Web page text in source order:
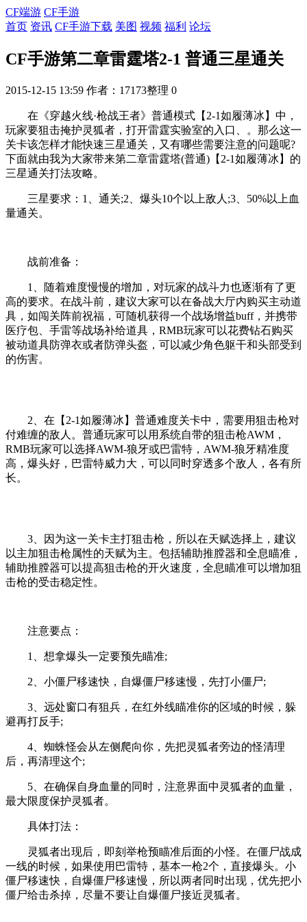
CF端游 CF手游
首页 资讯 CF手游下载 美图 视频 福利 论坛
CF手游第二章雷霆塔2-1 普通三星通关
2015-12-15 13:59 作者：17173整理 0
在《穿越火线·枪战王者》普通模式【2-1如履薄冰】中，
玩家要狙击掩护灵狐者，打开雷霆实验室的入口、。那么这一
关卡该怎样才能快速三星通关，又有哪些需要注意的问题呢?
下面就由我为大家带来第二章雷霆塔(普通)【2-1如履薄冰】的
三星通关打法攻略。
三星要求：1、通关;2、爆头10个以上敌人;3、50%以上血
量通关。
战前准备：
1、随着难度慢慢的增加，对玩家的战斗力也逐渐有了更
高的要求。在战斗前，建议大家可以在备战大厅内购买主动道
具，如闯关阵前祝福，可随机获得一个战场增益buff，并携带
医疗包、手雷等战场补给道具，RMB玩家可以花费钻石购买
被动道具防弹衣或者防弹头盔，可以减少角色躯干和头部受到
的伤害。
2、在【2-1如履薄冰】普通难度关卡中，需要用狙击枪对
付难缠的敌人。普通玩家可以用系统自带的狙击枪AWM，
RMB玩家可以选择AWM-狼牙或巴雷特，AWM-狼牙精准度
高，爆头好，巴雷特威力大，可以同时穿透多个敌人，各有所
长。
3、因为这一关卡主打狙击枪，所以在天赋选择上，建议
以主加狙击枪属性的天赋为主。包括辅助推膛器和全息瞄准，
辅助推膛器可以提高狙击枪的开火速度，全息瞄准可以增加狙
击枪的受击稳定性。
注意要点：
1、想拿爆头一定要预先瞄准;
2、小僵尸移速快，自爆僵尸移速慢，先打小僵尸;
3、远处窗口有狙兵，在红外线瞄准你的区域的时候，躲
避再打反手;
4、蜘蛛怪会从左侧爬向你，先把灵狐者旁边的怪清理
后，再清理这个;
5、在确保自身血量的同时，注意界面中灵狐者的血量，
最大限度保护灵狐者。
具体打法：
灵狐者出现后，即刻举枪预瞄准后面的小怪。在僵尸战成
一线的时候，如果使用巴雷特，基本一枪2个，直接爆头。小
僵尸移速快，自爆僵尸移速慢，所以两者同时出现，优先把小
僵尸给击杀掉，尽量不要让自爆僵尸接近灵狐者。